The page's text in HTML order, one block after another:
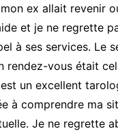
ex allait revenir
et je ne regrette
à ses services. Le
rendez-vous était
un excellent
à comprendre ma
Je ne regrette